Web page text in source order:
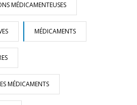
MÉDICAMENTEUSES
MÉDICAMENTS
MÉDICAMENTS